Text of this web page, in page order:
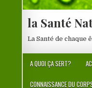
la Santé
La Santé de
A QUOI ÇA SERT?
CONNAISSANCE DU